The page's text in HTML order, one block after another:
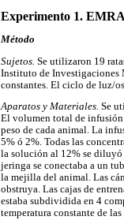
Experimento 1.
Método
Sujetos. Se utilizaron 19
Instituto de Investigaciones
constantes. El ciclo de luz/
Aparatos y Materiales. Se
El volumen total de infusión
peso de cada animal. La
5% ó 2%. Todas las
la solución al 12% se diluyó
jeringa se conectaba a un
la mejilla del animal. Las
obstruya. Las cajas de
estaba subdividida en 4
temperatura constante de